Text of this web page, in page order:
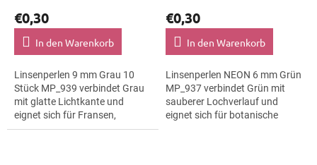
€0,30
In den Warenkorb
Linsenperlen 9 mm Grau 10
Stück MP_939 verbindet Grau
mit glatte Lichtkante und
eignet sich für Fransen,
Trachtenaccessoires und
€0,30
In den Warenkorb
Linsenperlen NEON 6 mm Grün
MP_937 verbindet Grün mit
sauberer Lochverlauf und
eignet sich für botanische